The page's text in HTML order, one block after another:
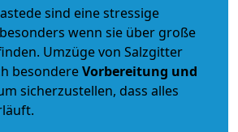
sind eine stressige
wenn sie über große
Umzüge von Salzgitter
besondereVorbereitung und
sicherzustellen, dass alles